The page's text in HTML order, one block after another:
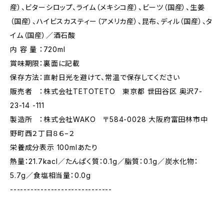
産）、ビターシロップ、ライム（メキシコ産）、ビーツ（国産）、生姜
（国産）、ハイビスカスティー（アメリカ産）、昆布、ディル（国産）、タ
イム（国産）／酒石酸
内 容 量 ：720ml
賞味期限：裏面に記載
保存方法：直射日光を避けて、常温で保存してください
販売者 ：株式会社TETOTETO 東京都 世田谷区 奥沢7-
23-14 -111
製造所 ：株式会社WAKO 〒584-0028 大阪府富田林市中
野町西２丁目８６−２
栄養成分表示 100mlあたり
熱量：21.7kacl／たんぱく質：0.1g／脂質：0.1g／炭水化物：
5.7g／食塩相当量：0.0g
------------------------------